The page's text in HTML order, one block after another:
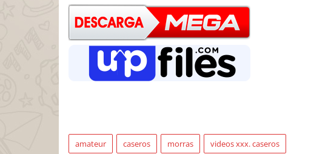
amateur caseros morras videos xxx. caseros